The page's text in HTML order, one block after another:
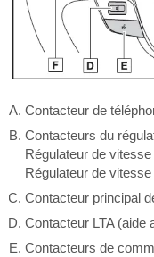
Contacteur de
Contacteurs du
Régulateur de vitesse
Régulateur de
Contacteur principal
Contacteur LTA (aide
Contacteurs de